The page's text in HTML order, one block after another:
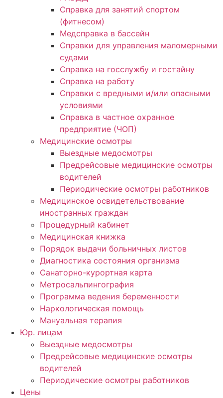
Справка для занятий спортом
(фитнесом)
Медсправка в бассейн
Справки для управления маломерными
судами
Справка на госслужбу и гостайну
Справка на работу
Cправки с вредными и/или опасными
условиями
Справка в частное охранное
предприятие (ЧОП)
Медицинские осмотры
Выездные медосмотры
Предрейсовые медицинские осмотры
водителей
Периодические осмотры работников
Медицинское освидетельствование
иностранных граждан
Процедурный кабинет
Медицинская книжка
Порядок выдачи больничных листов
Диагностика состояния организма
Санаторно-курортная карта
Метросальпингография
Программа ведения беременности
Наркологическая помощь
Мануальная терапия
Юр. лицам
Выездные медосмотры
Предрейсовые медицинские осмотры
водителей
Периодические осмотры работников
Цены